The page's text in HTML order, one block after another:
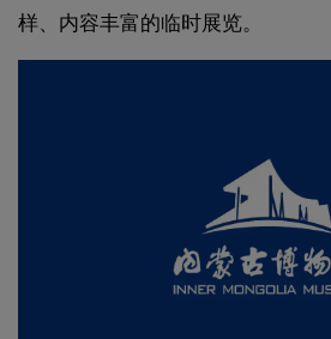
样、内容丰富的临时展览。